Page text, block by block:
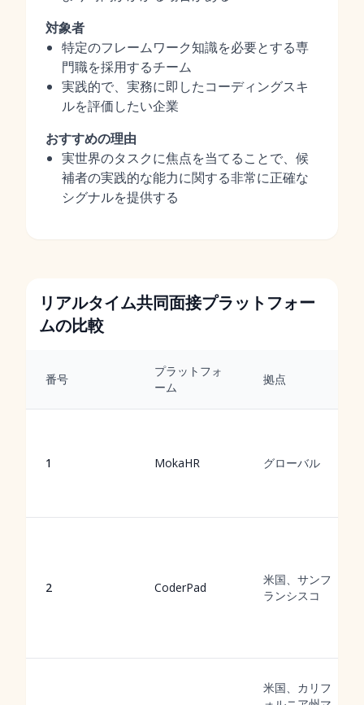
対象者
特定のフレームワーク知識を必要とする専
門職を採用するチーム
実践的で、実務に即したコーディングスキ
ルを評価したい企業
おすすめの理由
実世界のタスクに焦点を当てることで、候
補者の実践的な能力に関する非常に正確な
シグナルを提供する
リアルタイム共同面接プラットフォー
ムの比較
番号
プラットフォ
ーム
拠点
1 MokaHR グローバル
2 CoderPad
米国、サンフ
ランシスコ
米国、カリフ